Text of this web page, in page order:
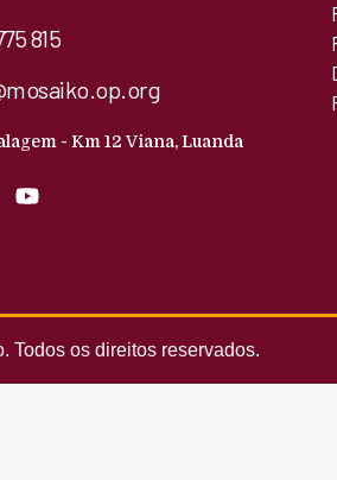
815
- Km 12 Viana, Luanda
Todos os direitos reservados.